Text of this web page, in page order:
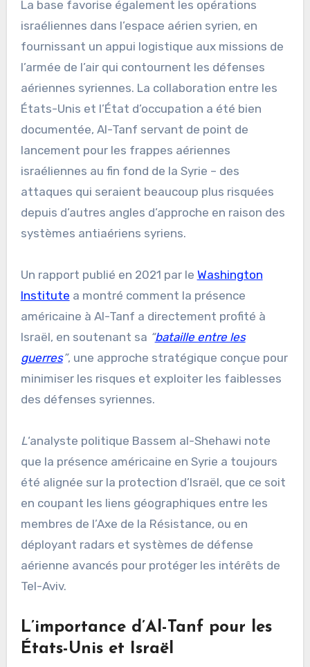
La base favorise également les opérations
israéliennes dans l’espace aérien syrien, en
fournissant un appui logistique aux missions de
l’armée de l’air qui contournent les défenses
aériennes syriennes. La collaboration entre les
États-Unis et l’État d’occupation a été bien
documentée, Al-Tanf servant de point de
lancement pour les frappes aériennes
israéliennes au fin fond de la Syrie – des
attaques qui seraient beaucoup plus risquées
depuis d’autres angles d’approche en raison des
systèmes antiaériens syriens.
Un rapport publié en 2021 par le Washington
Institute a montré comment la présence
américaine à Al-Tanf a directement profité à
Israël, en soutenant sa “bataille entre les
guerres”, une approche stratégique conçue pour
minimiser les risques et exploiter les faiblesses
des défenses syriennes.
L‘analyste politique Bassem al-Shehawi note
que la présence américaine en Syrie a toujours
été alignée sur la protection d’Israël, que ce soit
en coupant les liens géographiques entre les
membres de l’Axe de la Résistance, ou en
déployant radars et systèmes de défense
aérienne avancés pour protéger les intérêts de
Tel-Aviv.
L’importance d’Al-Tanf pour les
États-Unis et Israël